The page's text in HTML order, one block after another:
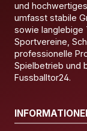
und
umfasst stabile
sowie langlebige
Sportvereine,
professionelle
Spielbetrieb und
Fussballtor24.